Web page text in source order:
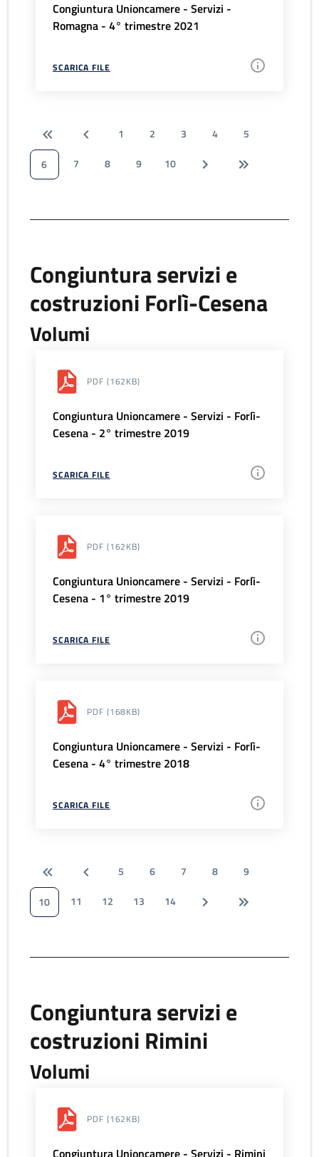
Congiuntura Unioncamere - Servizi -
Romagna - 4° trimestre 2021
SCARICA FILE
1 2 3 4
5
6
7 8 9 10
Congiuntura servizi e
costruzioni Forlì-Cesena
Volumi
PDF (162KB)
Congiuntura Unioncamere - Servizi - Forlì-
Cesena - 2° trimestre 2019
SCARICA FILE
PDF (162KB)
Congiuntura Unioncamere - Servizi - Forlì-
Cesena - 1° trimestre 2019
SCARICA FILE
PDF (168KB)
Congiuntura Unioncamere - Servizi - Forlì-
Cesena - 4° trimestre 2018
SCARICA FILE
5 6 7 8
9
10
11 12 13 14
Congiuntura servizi e
costruzioni Rimini
Volumi
PDF (162KB)
Congiuntura Unioncamere - Servizi - Rimini